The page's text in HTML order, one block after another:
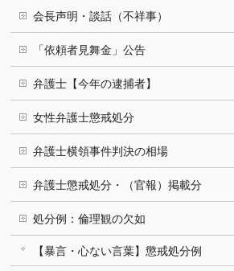
会長声明・談話（不祥事）
「依頼者見舞金」公告
弁護士【今年の逮捕者】
女性弁護士懲戒処分
弁護士横領事件判決の相場
弁護士懲戒処分・（官報）掲載分
処分例：倫理観の欠如
【暴言・心ない言葉】懲戒処分例